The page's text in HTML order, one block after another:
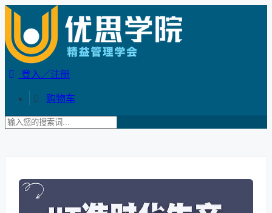
登入／注册
购物车